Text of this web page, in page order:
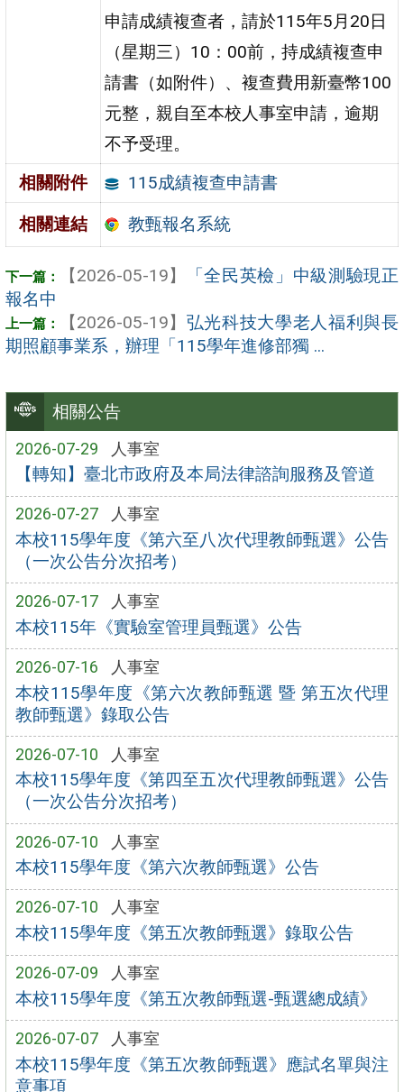
相關公告
2026-07-29 人事室
【轉知】臺北市政府及本局法律諮詢服務及管道
2026-07-27 人事室
本校115學年度《第六至八次代理教師甄選》公告
（一次公告分次招考）
2026-07-17 人事室
本校115年《實驗室管理員甄選》公告
2026-07-16 人事室
本校115學年度《第六次教師甄選 暨 第五次代理
教師甄選》錄取公告
2026-07-10 人事室
本校115學年度《第四至五次代理教師甄選》公告
（一次公告分次招考）
2026-07-10 人事室
本校115學年度《第六次教師甄選》公告
2026-07-10 人事室
本校115學年度《第五次教師甄選》錄取公告
2026-07-09 人事室
本校115學年度《第五次教師甄選-甄選總成績》
2026-07-07 人事室
本校115學年度《第五次教師甄選》應試名單與注
意事項
申請成績複查者，請於115年5月20日
（星期三）10：00前，持成績複查申
請書（如附件）、複查費用新臺幣100
元整，親自至本校人事室申請，逾期
不予受理。
相關附件
115成績複查申請書
相關連結 教甄報名系統
【2026-05-19】
「全民英檢」中級測驗現正
報名中
【2026-05-19】 弘光科技大學老人福利與長
期照顧事業系，辦理「115學年進修部獨 ...